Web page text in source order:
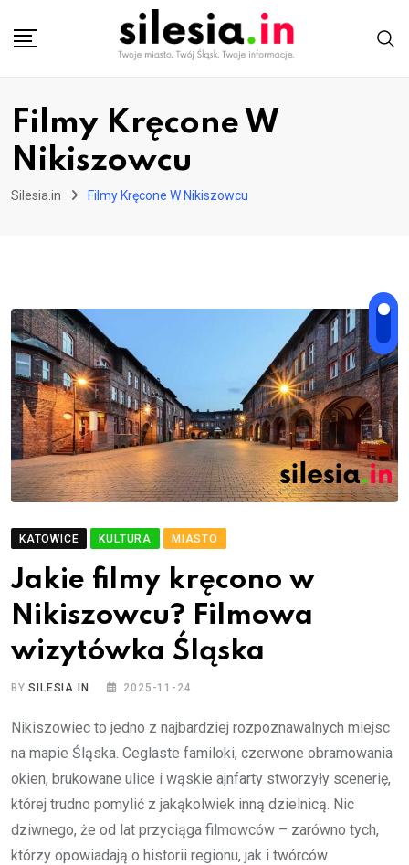
Filmy Kręcone W
Nikiszowcu
Silesia.in Filmy Kręcone W Nikiszowcu
KATOWICE KULTURA MIASTO
Jakie filmy kręcono w
Nikiszowcu? Filmowa
wizytówka Śląska
BYSILESIA.IN 2025-11-24
Nikiszowiec to jedno z najbardziej rozpoznawalnych miejsc
na mapie Śląska. Ceglaste familoki, czerwone obramowania
okien, brukowane ulice i wąskie ajnfarty stworzyły scenerię,
której trudno pomylić z jakąkolwiek inną dzielnicą. Nic
dziwnego, że od lat przyciąga filmowców – zarówno tych,
którzy opowiadają o historii regionu, jak i twórców